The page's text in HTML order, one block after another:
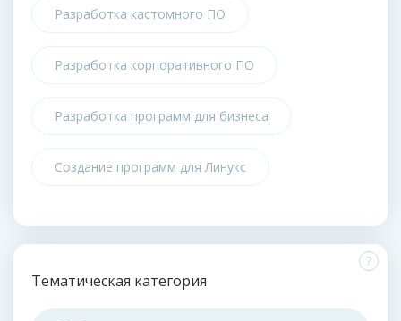
Разработка кастомного ПО
Разработка корпоративного ПО
Разработка программ для бизнеса
Создание программ для Линукс
Тематическая категория
?